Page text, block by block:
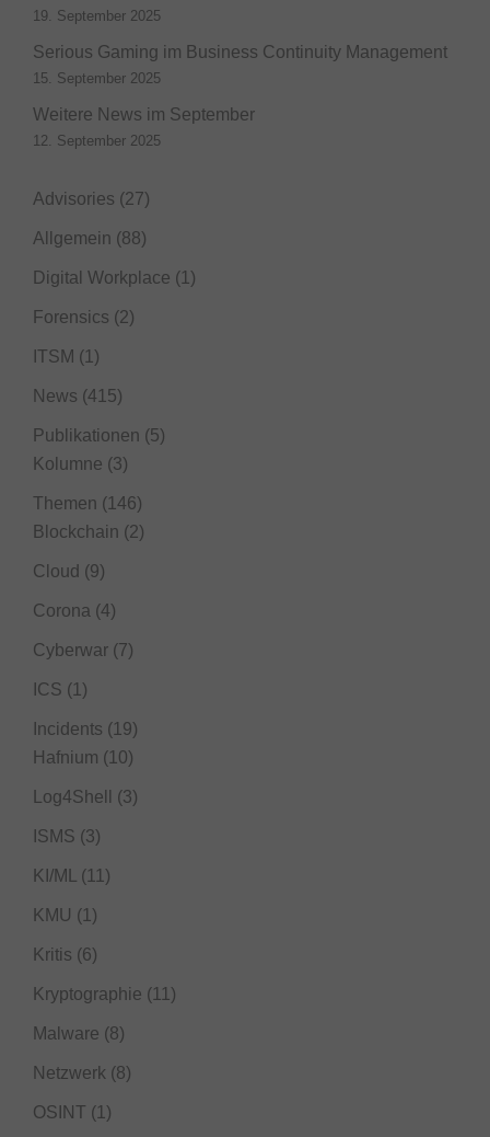
19. September 2025
Serious Gaming im Business Continuity Management
15. September 2025
Weitere News im September
12. September 2025
Advisories (27)
Allgemein (88)
Digital Workplace (1)
Forensics (2)
ITSM (1)
News (415)
Publikationen (5)
Kolumne (3)
Themen (146)
Blockchain (2)
Cloud (9)
Corona (4)
Cyberwar (7)
ICS (1)
Incidents (19)
Hafnium (10)
Log4Shell (3)
ISMS (3)
KI/ML (11)
KMU (1)
Kritis (6)
Kryptographie (11)
Malware (8)
Netzwerk (8)
OSINT (1)